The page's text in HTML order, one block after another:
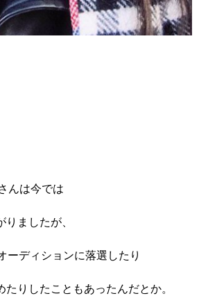
んは今では
ましたが、
ーディションに落選したり
たりしたこともあったんだとか。